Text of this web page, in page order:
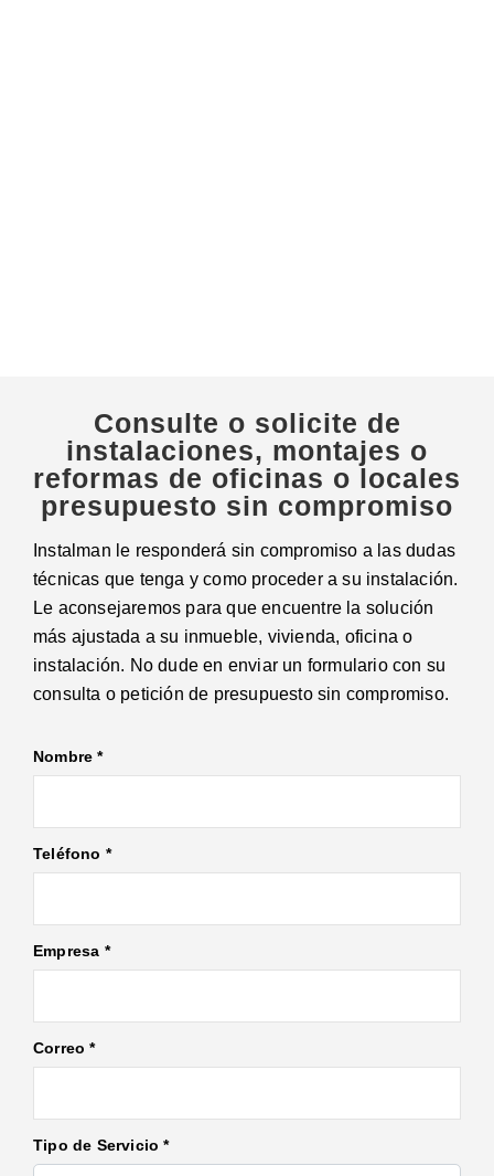
Consulte o solicite de
instalaciones, montajes o
reformas de oficinas o locales
presupuesto sin compromiso
Instalman le responderá sin compromiso a las dudas
técnicas que tenga y como proceder a su instalación.
Le aconsejaremos para que encuentre la solución
más ajustada a su inmueble, vivienda, oficina o
instalación. No dude en enviar un formulario con su
consulta o petición de presupuesto sin compromiso.
Nombre *
Teléfono *
Empresa *
Correo *
Tipo de Servicio *